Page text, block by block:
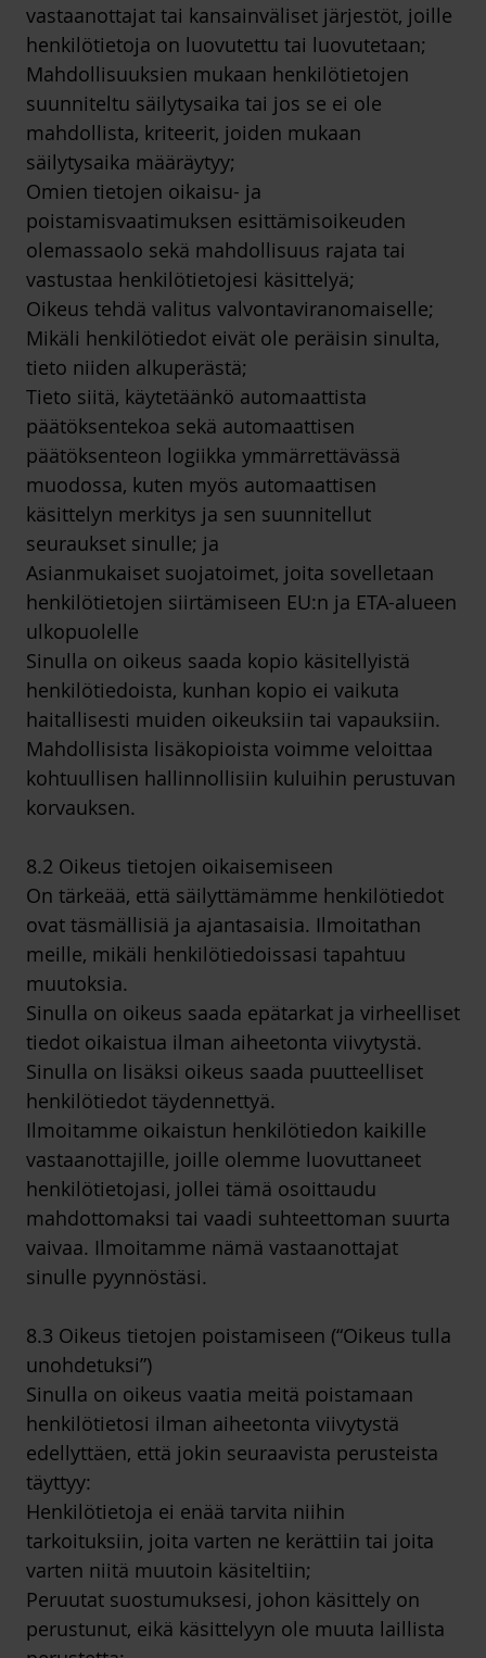
vastaanottajat tai kansainväliset järjestöt, joille
henkilötietoja on luovutettu tai luovutetaan;
Mahdollisuuksien mukaan henkilötietojen
suunniteltu säilytysaika tai jos se ei ole
mahdollista, kriteerit, joiden mukaan
säilytysaika määräytyy;
Omien tietojen oikaisu- ja
poistamisvaatimuksen esittämisoikeuden
olemassaolo sekä mahdollisuus rajata tai
vastustaa henkilötietojesi käsittelyä;
Oikeus tehdä valitus valvontaviranomaiselle;
Mikäli henkilötiedot eivät ole peräisin sinulta,
tieto niiden alkuperästä;
Tieto siitä, käytetäänkö automaattista
päätöksentekoa sekä automaattisen
päätöksenteon logiikka ymmärrettävässä
muodossa, kuten myös automaattisen
käsittelyn merkitys ja sen suunnitellut
seuraukset sinulle; ja
Asianmukaiset suojatoimet, joita sovelletaan
henkilötietojen siirtämiseen EU:n ja ETA-alueen
ulkopuolelle
Sinulla on oikeus saada kopio käsitellyistä
henkilötiedoista, kunhan kopio ei vaikuta
haitallisesti muiden oikeuksiin tai vapauksiin.
Mahdollisista lisäkopioista voimme veloittaa
kohtuullisen hallinnollisiin kuluihin perustuvan
korvauksen.
8.2 Oikeus tietojen oikaisemiseen
On tärkeää, että säilyttämämme henkilötiedot
ovat täsmällisiä ja ajantasaisia. Ilmoitathan
meille, mikäli henkilötiedoissasi tapahtuu
muutoksia.
Sinulla on oikeus saada epätarkat ja virheelliset
tiedot oikaistua ilman aiheetonta viivytystä.
Sinulla on lisäksi oikeus saada puutteelliset
henkilötiedot täydennettyä.
Ilmoitamme oikaistun henkilötiedon kaikille
vastaanottajille, joille olemme luovuttaneet
henkilötietojasi, jollei tämä osoittaudu
mahdottomaksi tai vaadi suhteettoman suurta
vaivaa. Ilmoitamme nämä vastaanottajat
sinulle pyynnöstäsi.
8.3 Oikeus tietojen poistamiseen (“Oikeus tulla
unohdetuksi”)
Sinulla on oikeus vaatia meitä poistamaan
henkilötietosi ilman aiheetonta viivytystä
edellyttäen, että jokin seuraavista perusteista
täyttyy:
Henkilötietoja ei enää tarvita niihin
tarkoituksiin, joita varten ne kerättiin tai joita
varten niitä muutoin käsiteltiin;
Peruutat suostumuksesi, johon käsittely on
perustunut, eikä käsittelyyn ole muuta laillista